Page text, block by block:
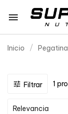

Inicio Pegatina
 Filtrar 1
Relevancia